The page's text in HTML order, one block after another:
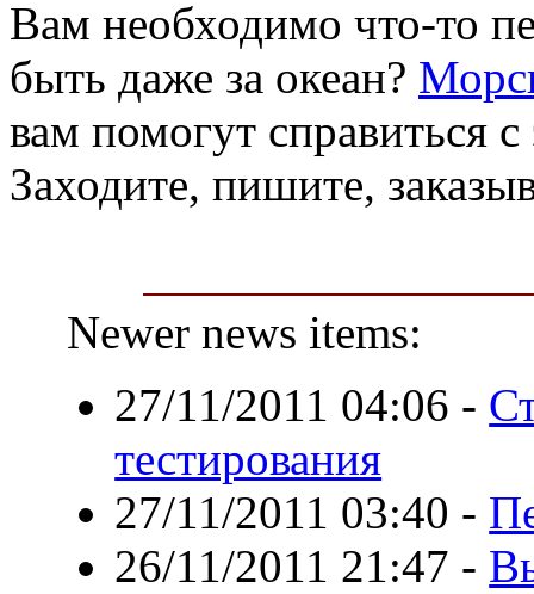
Вам необходимо что-то
быть даже за океан?
вам помогут справиться
Заходите, пишите,
Newer news items:
27/11/2011 04:06 -
тестирования
27/11/2011 03:40 -
26/11/2011 21:47 -